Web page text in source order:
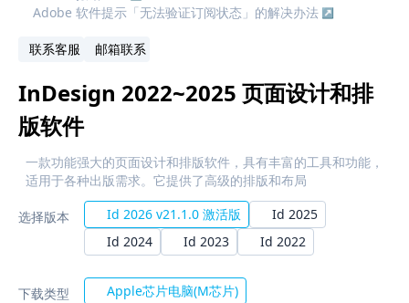
Adobe 软件提示「无法验证订阅状态」的解决办法
联系客服 邮箱联系
InDesign 2022~2025 页面设计和排
版软件
一款功能强大的页面设计和排版软件，具有丰富的工具和功能，
适用于各种出版需求。它提供了高级的排版和布局
选择版本 Id 2026 v21.1.0 激活版
Id 2025
Id 2024
Id 2023 Id 2022
下载类型 Apple芯片电脑(M芯片)